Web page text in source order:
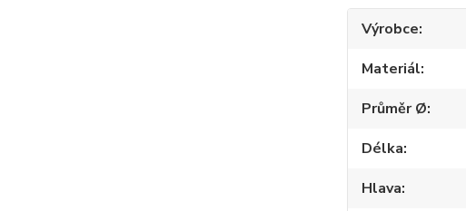
Výrobce
Materiál
Průměr Ø
Délka
Hlava